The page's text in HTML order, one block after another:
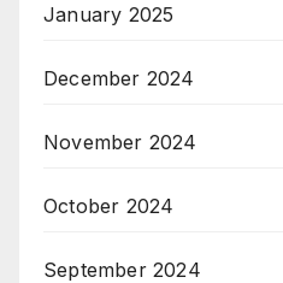
January 2025
December 2024
November 2024
October 2024
September 2024